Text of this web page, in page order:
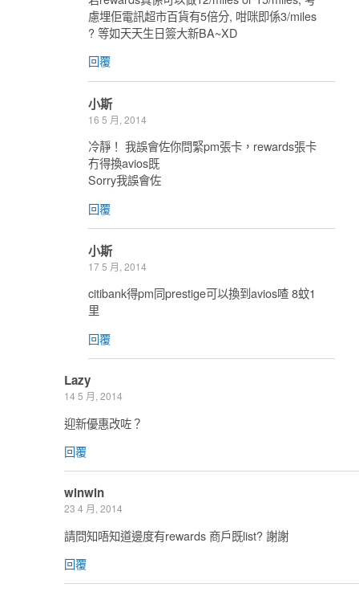
慮埋佢電訊超市百貨有5倍分, 咁咪即係3/miles
? 等如天天生日簽大新BA~XD
回覆
小斯
16 5 月, 2014
冷靜！ 我誤會佐你問緊pm張卡，rewards張卡
冇得換avios既
Sorry我誤會佐
回覆
小斯
17 5 月, 2014
citibank得pm同prestige可以換到avios喳 8蚊1
里
回覆
Lazy
14 5 月, 2014
迎新優惠改咗？
回覆
winwin
23 4 月, 2014
請問知唔知道邊度有rewards 商戶既list? 謝謝
回覆